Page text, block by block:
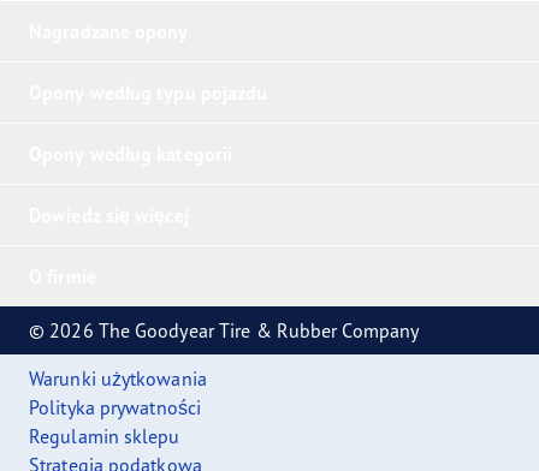
© 2026 The Goodyear Tire & Rubber Company
Warunki użytkowania
Polityka prywatności
Regulamin sklepu
Strategia podatkowa